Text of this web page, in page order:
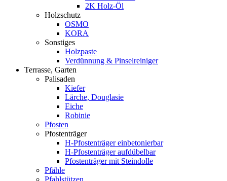
2K Holz-Öl
Holzschutz
OSMO
KORA
Sonstiges
Holzpaste
Verdünnung & Pinselreiniger
Terrasse, Garten
Palisaden
Kiefer
Lärche, Douglasie
Eiche
Robinie
Pfosten
Pfostenträger
H-Pfostenträger einbetonierbar
H-Pfostenträger aufdübelbar
Pfostenträger mit Steindolle
Pfähle
Pfahlstützen